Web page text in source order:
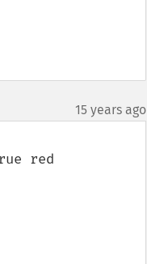
15 years ago
red